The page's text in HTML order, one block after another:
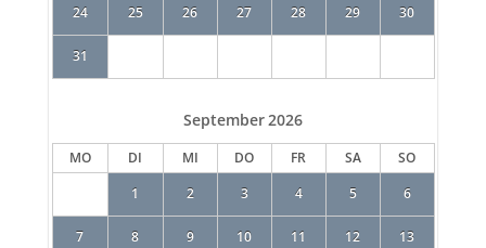
24 25 26 27 28 29 30
31
September2026
MO DI MI DO FR SA
SO
1
2 3 4 5 6
7 8 9 10 11 12 13